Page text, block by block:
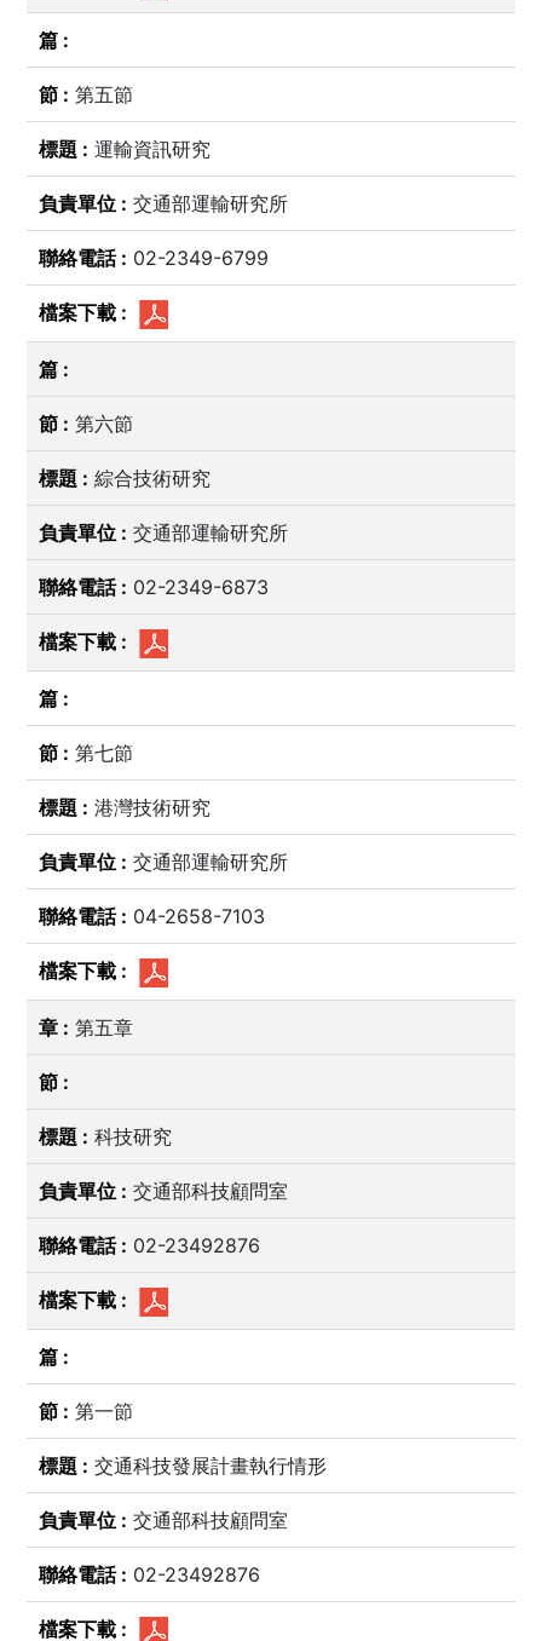
第五節
運輸資訊研究
交通部運輸研究所
02-2349-6799
第六節
綜合技術研究
交通部運輸研究所
02-2349-6873
第七節
港灣技術研究
交通部運輸研究所
04-2658-7103
第五章
科技研究
交通部科技顧問室
02-23492876
第一節
交通科技發展計畫執行情形
交通部科技顧問室
02-23492876